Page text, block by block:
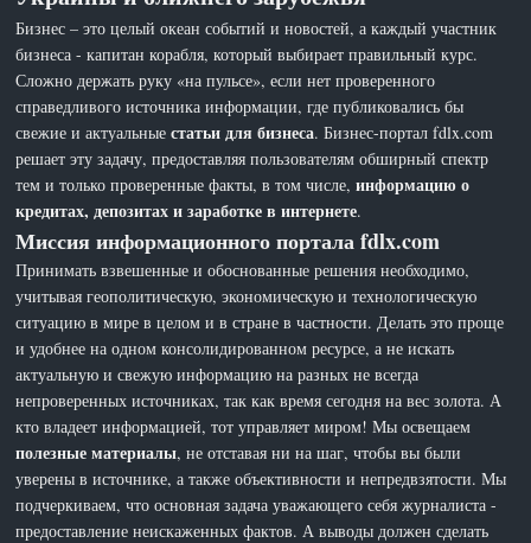
Бизнес – это целый океан событий и новостей, а каждый участник
бизнеса - капитан корабля, который выбирает правильный курс.
Сложно держать руку «на пульсе», если нет проверенного
справедливого источника информации, где публиковались бы
свежие и актуальныестатьи для бизнеса. Бизнес-портал fdlx.com
решает эту задачу, предоставляя пользователям обширный спектр
тем и только проверенные факты, в том числе,информацию о
кредитах, депозитах и заработке в интернете.
Миссия информационного портала fdlx.com
Принимать взвешенные и обоснованные решения необходимо,
учитывая геополитическую, экономическую и технологическую
ситуацию в мире в целом и в стране в частности. Делать это проще
и удобнее на одном консолидированном ресурсе, а не искать
актуальную и свежую информацию на разных не всегда
непроверенных источниках, так как время сегодня на вес золота. А
кто владеет информацией, тот управляет миром! Мы освещаем
полезные материалы, не отставая ни на шаг, чтобы вы были
уверены в источнике, а также объективности и непредвзятости. Мы
подчеркиваем, что основная задача уважающего себя журналиста -
предоставление неискаженных фактов. А выводы должен сделать